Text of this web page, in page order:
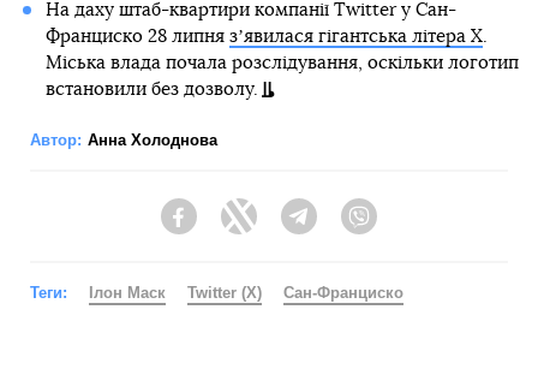
На даху штаб-квартири компанії Twitter у Сан-
Франциско 28 липня зʼявилася гігантська літера X.
Міська влада почала розслідування, оскільки логотип
встановили без дозволу.
Автор: Анна Холоднова
FacebookTwitter Telegram
Теги: Ілон Маск Twitter (X) Сан-Франциско